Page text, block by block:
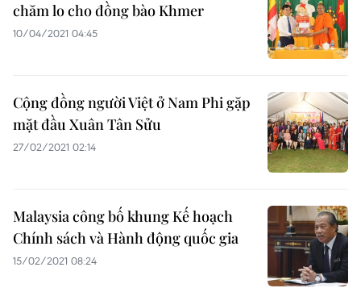
chăm lo cho đồng bào Khmer
10/04/2021 04:45
Cộng đồng người Việt ở Nam Phi gặp
mặt đầu Xuân Tân Sửu
27/02/2021 02:14
Malaysia công bố khung Kế hoạch
Chính sách và Hành động quốc gia
15/02/2021 08:24